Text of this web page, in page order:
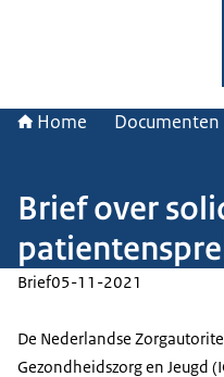
Home Documenten
Brief over
Brief05-11-2021
De Nederlandse
Gezondheidszorg en Jeugd